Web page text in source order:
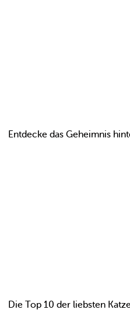
Entdecke das Geheimnis
Die Top 10 der liebsten